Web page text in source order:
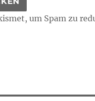
um Spam zu